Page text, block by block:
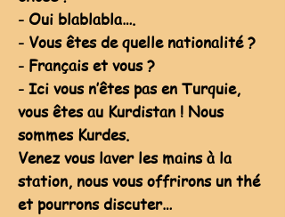
- Oui blablabla….
- Vous êtes de quelle nationalité ?
- Français et vous ?
- Ici vous n’êtes pas en Turquie,
vous êtes au Kurdistan ! Nous
sommes Kurdes.
Venez vous laver les mains à la
station, nous vous offrirons un thé
et pourrons discuter…